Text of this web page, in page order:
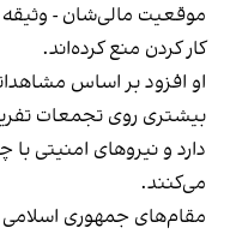
موقعیت مالی‌شان - وثیقه
کار کردن منع کرده‌اند.
او افزود بر اساس
بیشتری روی تجمعات
دارد و نیروهای امنیتی
می‌کنند.
مقام‌های جمهوری